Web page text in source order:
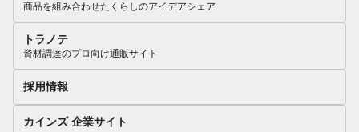
商品を組み合わせたくらしのアイデアシェア
トラノテ
資材調達のプロ向け通販サイト
採用情報
カインズ 企業サイト